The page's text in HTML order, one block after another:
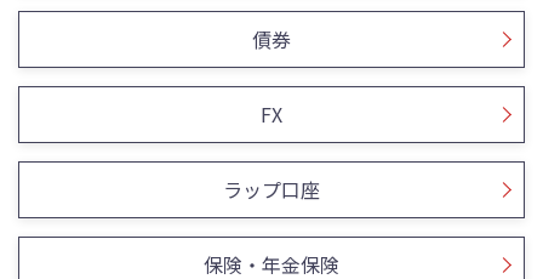
債券
FX
ラップ口座
保険・年金保険